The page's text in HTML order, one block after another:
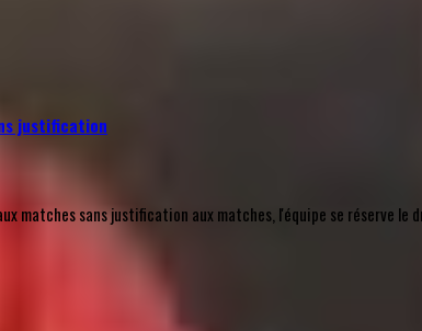
justification
matches sans justification aux matches, l'équipe se réserve le